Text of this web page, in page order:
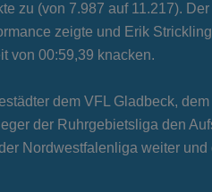
zu (von 7.987 auf 11.217).
zeigte und Erik
von 00:59,39 knacken.
dem VFL Gladbeck,
der Ruhrgebietsliga den
Nordwestfalenliga weiter